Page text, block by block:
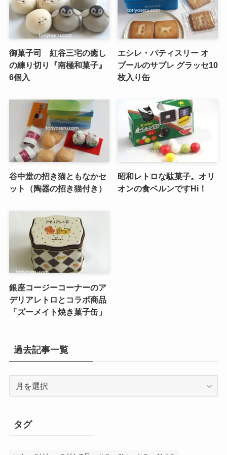
御菓子司 紅谷三宅の癒し
の練り切り『南極和菓子』
6個入
エシレ・パティスリー オ
ブールのサブレ グラッセ10
枚入り缶
谷中堂の招き猫ともなかセ
ット（陶器の招き猫付き）
昭和レトロな駄菓子。オリ
オンの食ベルンですHi！
銀座コージーコーナーのア
デリアレトロとコラボ商品
「ズーメイト焼き菓子缶」
過去記事一覧
一
タグ